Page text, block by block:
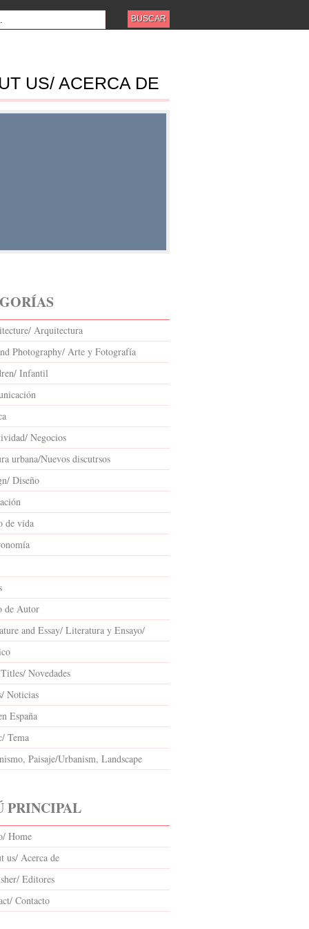
US/ ACERCA DE
Arquitectura
Photography/ Arte y Fotografía
Infantil
Negocios
urbana/Nuevos discutrsos
Diseño
de vida
de Autor
and Essay/ Literatura y Ensayo/
Novedades
Noticias
España
Tema
Paisaje/Urbanism, Landscape
PRINCIPAL
Home
us/ Acerca de
Editores
Contacto